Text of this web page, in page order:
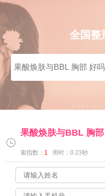
全国整
果酸焕肤与BBL 胸
索指数： 1 用时：0.23秒